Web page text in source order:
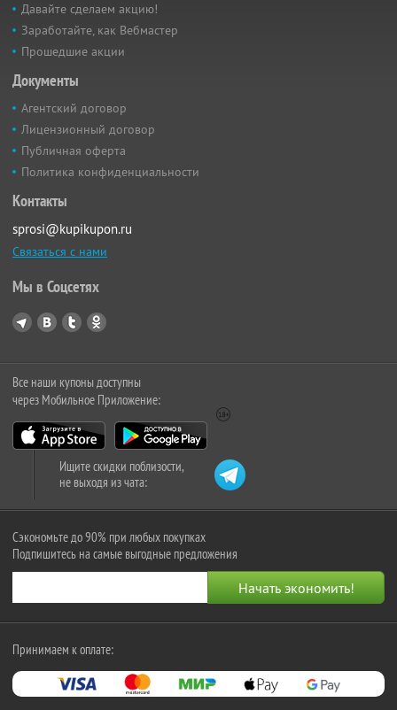
Давайте сделаем акцию!
Заработайте, как Вебмастер
Прошедшие акции
Документы
Агентский договор
Лицензионный договор
Публичная оферта
Политика конфиденциальности
Контакты
sprosi@kupikupon.ru
Связаться с нами
Мы в Соцсетях
Все наши купоны доступны
через Мобильное Приложение:
Ищите скидки поблизости,
не выходя из чата:
Сэкономьте до 90% при любых покупках
Подпишитесь на самые выгодные предложения
Принимаем к оплате: